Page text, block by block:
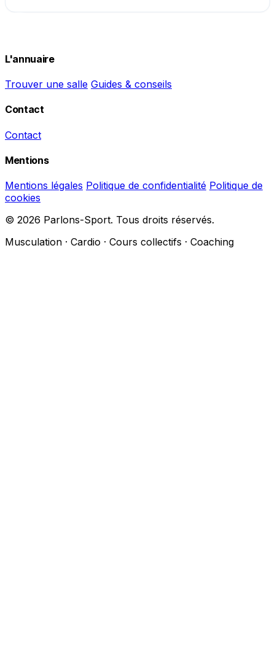
L'annuaire
Trouver une salle Guides & conseils
Contact
Contact
Mentions
Mentions légales Politique de confidentialité Politique de
cookies
© 2026 Parlons-Sport. Tous droits réservés.
Musculation · Cardio · Cours collectifs · Coaching